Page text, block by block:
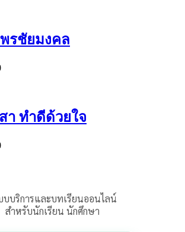
รชัยมงคล
า ทำดีด้วยใจ
บบริการและบทเรียนออนไลน์
สำหรับนักเรียน นักศึกษา